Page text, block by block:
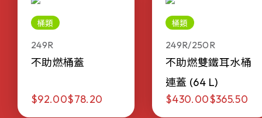
桶類
249R
不助燃桶蓋
$92.00$78.20
桶類
249R/250R
不助燃雙鐵耳水桶
連蓋 (64 L)
$430.00$365.50